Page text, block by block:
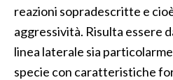
reazioni sopradescritte e
aggressività. Risulta essere
linea laterale sia
specie con caratteristiche